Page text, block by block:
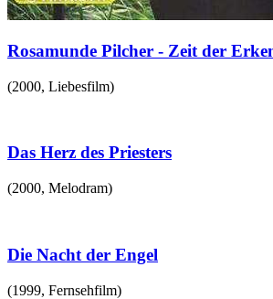
Rosamunde Pilcher - Zeit der
(2000, Liebesfilm)
Das Herz des Priesters
(2000, Melodram)
Die Nacht der Engel
(1999, Fernsehfilm)